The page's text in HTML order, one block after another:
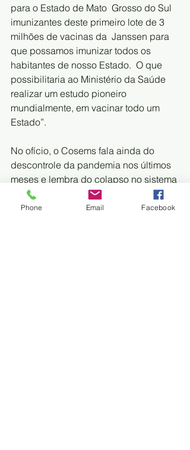
para o Estado de Mato  Grosso do Sul
imunizantes deste primeiro lote de 3
milhões de vacinas da  Janssen para
que possamos imunizar todos os
habitantes de nosso Estado.  O que
possibilitaria ao Ministério da Saúde
realizar um estudo pioneiro
mundialmente, em vacinar todo um
Estado”.
No ofício, o Cosems fala ainda do
descontrole da pandemia nos últimos
meses e lembra do colapso no sistema
público de saúde que só será
controlado efetivamente com a
Phone Email Facebook